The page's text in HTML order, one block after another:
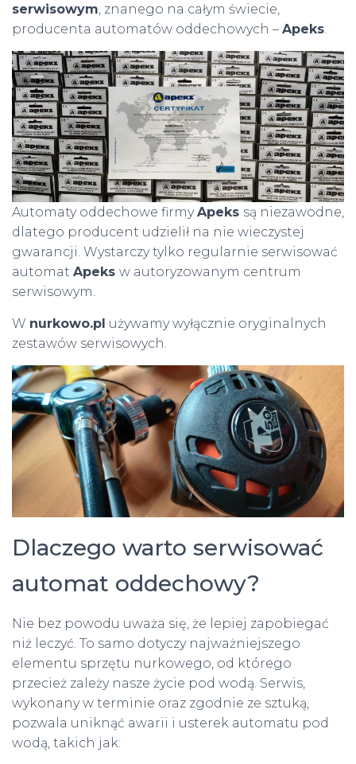
serwisowym, znanego na całym świecie,
producenta automatów oddechowych – Apeks.
Automaty oddechowe firmyApeks są niezawodne,
dlatego producent udzielił na nie wieczystej
gwarancji. Wystarczy tylko regularnie serwisować
automat Apeks w autoryzowanym centrum
serwisowym.
W nurkowo.pl używamy wyłącznie oryginalnych
zestawów serwisowych.
Dlaczego warto serwisować
automat oddechowy?
Nie bez powodu uważa się, że lepiej zapobiegać
niż leczyć. To samo dotyczy najważniejszego
elementu sprzętu nurkowego, od którego
przecież zależy nasze życie pod wodą. Serwis,
wykonany w terminie oraz zgodnie ze sztuką,
pozwala uniknąć awarii i usterek automatu pod
wodą, takich jak: